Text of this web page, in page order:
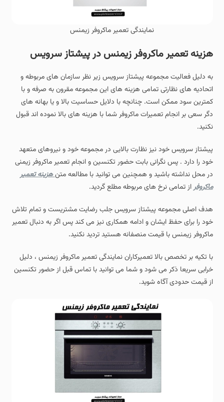
نمایندگی تعمیر ماکروفر زیمنس
هزینه تعمیر ماکروفر زیمنس در پیشتاز سرویس
به دلیل فعالیت مجموعه پیشتاز سرویس زیر نظر سازمان های مربوطه و
اتحادیه های نظارتی تمامی هزینه های این مجموعه مقرون به صرفه و با
کمترین سود ممکن است. چنانچه با دلایل حساسیت بالا و یا بهانه های
دگر سعی بر انجام تعمیرات ماکروفر شما با هزینه های بالا نموده اند قبول
نکنید.
پیشتاز سرویس خود نیز نظارت بالایی در مجموعه خود و نیروهای متعهد
خود را دارد . پس نگرانی بابت حضور تکنسین و انجام تعمیر ماکروفر زیمنی
در محل نداشته باشید و همچنین می توانید با مطالعه متنهزینه تعمیر
ماکروفراز تمامی نرخ های مربوطه مطلع گردید.
هدف اصلی مجموعه پیشتاز سرویس جلب رضایت مشتریست و تمام تلاش
خود را برای حفظ ایشان و ادامه همکاری نیز می کند پس اگر به دنبال تعمیر
ماکروفر زیمنس با قیمت منصفانه هستید تردید نکنید.
با تکیه بر تخصص بالا تعمیرکاران نمایندگی تعمیر ماکروفر زیمنس ، دلیل
خرابی سریعا ذکر می شود و شما می توانید با تماس قبل از حضور تکنسین
از قیمت حدودی آگاه شوید.